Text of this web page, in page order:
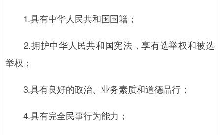
1.具有中华人民共和国国籍；
2.拥护中华人民共和国宪法，享有选举权和被选
举权；
3.具有良好的政治、业务素质和道德品行；
4.具有完全民事行为能力；